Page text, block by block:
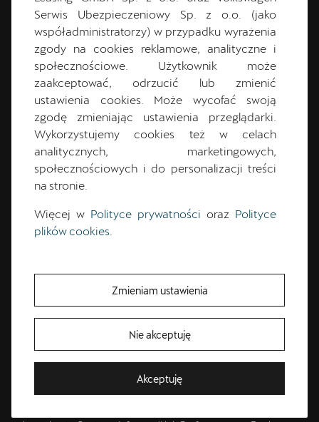
Bezpłatna jazda próbna
Przetestuj model z wybranym silnikiem i skrzynią biegów
Numer telefonu *
* pola wymagane
Pozostawienie przez Ciebie danych i wysłanie formularza
oznacza Twoją zgodę na skontaktowanie się Tobą w celu
udzielenia odpowiedzi na Twoje pytania i przekazanie Tobie
szczegółów informacji, o które pytasz, z użyciem telefonu lub
adresu e-mail (jeśli chcesz lub go podasz). Mogą być to
informacje dot. reklamacji, oferty, jazdy testowej.
Autoryzowany Dealer lub Partner Serwisowy marki CUPRA
„Preferowany Dealer”), zweryfikujemy Twoje dane i
potwierdzimy Twoje zainteresowanie uzyskaniem informacji
przekazanych nam danych jest Volkswagen Group Polska sp. z
o.o. z siedzibą w Poznaniu (61-037), ul. Krańcowa 44 wpisana
do Rejestru Przedsiębiorców prowadzonego przez Sąd
Rejonowy w Poznaniu – Nowe Miasto i Wilda, VIII Wydział
Gospodarczy pod numerem KRS 0000327143, NIP 782-24-
W każdej chwili możesz cofnąć swoją zgodę i zrezygnować z
Serwis Ubezpieczeniowy Sp. z o.o. (jako
współadministratorzy) w przypadku wyrażenia
zgody na cookies reklamowe, analityczne i
społecznościowe. Użytkownik może
zaakceptować, odrzucić lub zmienić
ustawienia cookies. Może wycofać swoją
zgodę zmieniając ustawienia przeglądarki.
Wykorzystujemy cookies też w celach
analitycznych, marketingowych,
społecznościowych i do personalizacji treści
na stronie.
Więcej w Polityce prywatności oraz Polityce
plików cookies
Zmieniam ustawienia
Nie akceptuję
Akceptuję